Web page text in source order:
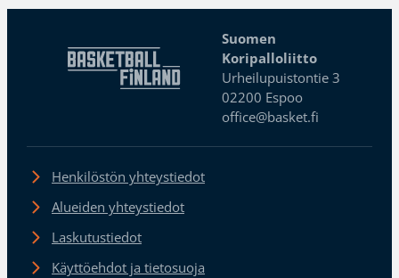
Suomen
Koripalloliitto
Urheilupuistontie 3
02200 Espoo
office@basket.fi
Henkilöstön yhteystiedot
Alueiden yhteystiedot
Laskutustiedot
Käyttöehdot ja tietosuoja